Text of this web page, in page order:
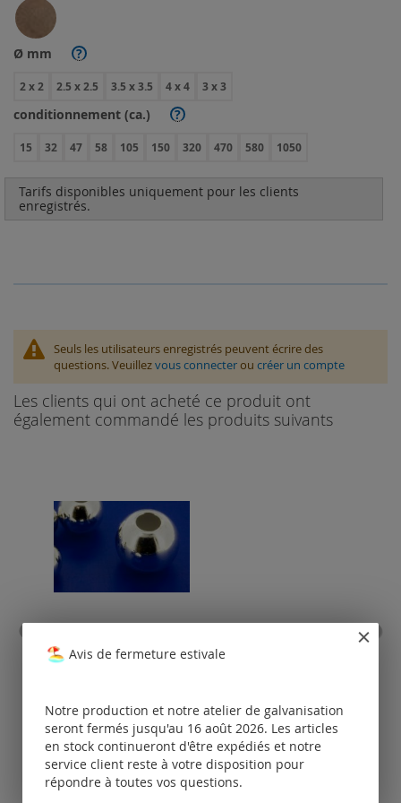
Ø mm ?
2 x 2 2.5 x 2.5 3.5 x 3.5 4 x 4 3 x 3
conditionnement (ca.) ?
15 32 47 58 105 150 320 470 580 1050
Tarifs disponibles uniquement pour les clients
enregistrés.
Seuls les utilisateurs enregistrés peuvent écrire des
questions. Veuillezvous connecterou créer un compte
Les clients qui ont acheté ce produit ont
également commandé les produits suivants
disponibles
uniquement
pour les clients
enregistrés.
Avis de fermeture estivale
Notre production et notre atelier de galvanisation
seront fermés jusqu'au 16 août 2026. Les articles
en stock continueront d'être expédiés et notre
service client reste à votre disposition pour
répondre à toutes vos questions.